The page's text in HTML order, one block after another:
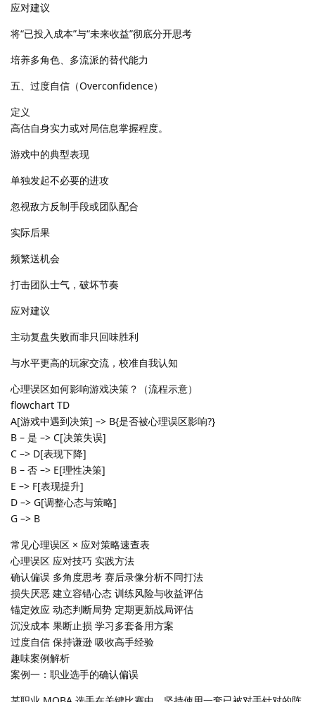
应对建议
将“已投入成本”与“未来收益”彻底分开思考
培养多角色、多流派的替代能力
五、过度自信（Overconfidence）
定义
高估自身实力或对局信息掌握程度。
游戏中的典型表现
单独发起不必要的进攻
忽视敌方反制手段或团队配合
实际后果
频繁送机会
打击团队士气，破坏节奏
应对建议
主动复盘失败而非只回味胜利
与水平更高的玩家交流，校准自我认知
心理误区如何影响游戏决策？（流程示意）
flowchart TD
A[游戏中遇到决策] –> B{是否被心理误区影响?}
B – 是 –> C[决策失误]
C –> D[表现下降]
B – 否 –> E[理性决策]
E –> F[表现提升]
D –> G[调整心态与策略]
G –> B
常见心理误区 × 应对策略速查表
心理误区 应对技巧 实践方法
确认偏误 多角度思考 赛后录像分析不同打法
损失厌恶 建立容错心态 训练风险与收益评估
锚定效应 动态判断局势 定期更新战局评估
沉没成本 果断止损 学习多套备用方案
过度自信 保持谦逊 吸收高手经验
趣味案例解析
案例一：职业选手的确认偏误